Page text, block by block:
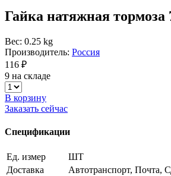
Гайка натяжная тормоза
Вес: 0.25 kg
Производитель: Россия
116 ₽
9 на складе
В корзину
Заказать сейчас
Спецификации
Ед. измер
ШТ
Доставка
Автотранспорт, Почта,